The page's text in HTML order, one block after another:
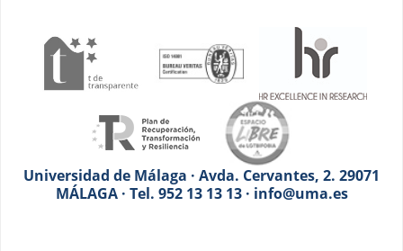
Universidad de Málaga · Avda. Cervantes, 2. 29071
MÁLAGA · Tel. 952 13 13 13 · info@uma.es